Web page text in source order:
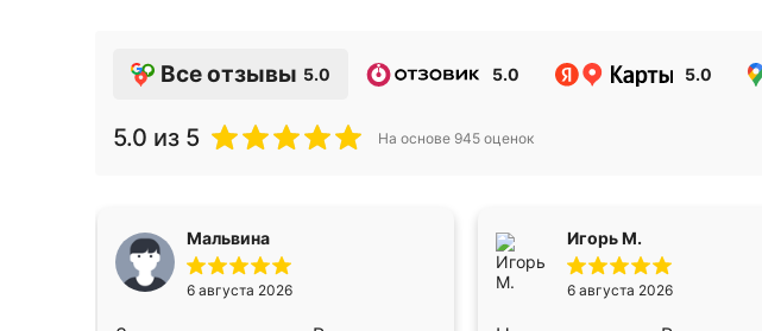
Все отзывы 5.0 5.0 5.0
5.0 из 5 На основе 945 оценок
Мальвина
6 августа 2026
Игорь М.
6 августа 2026